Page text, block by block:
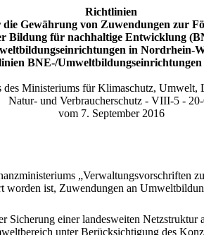
Richtlinien
die Gewährung von Zuwendungen zur
Bildung für nachhaltige Entwicklung
in Nordrhein-
BNE-/
des Ministeriums für Klimaschutz, Umwelt,
Natur- und Verbraucherschutz - VIII-5 -
vom 7. September 2016
„Verwaltungsvorschriften
ist, Zuwendungen an
Sicherung einer landesweiten
unter Berücksichtigung des